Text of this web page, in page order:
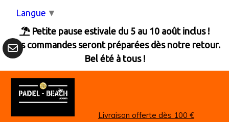
 Petite pause estivale du 5 au 10 août inclus !
Les commandes seront préparées dès notre retour.
Bel été à tous !
Livraison offerte dès 100 €
Langue ▼